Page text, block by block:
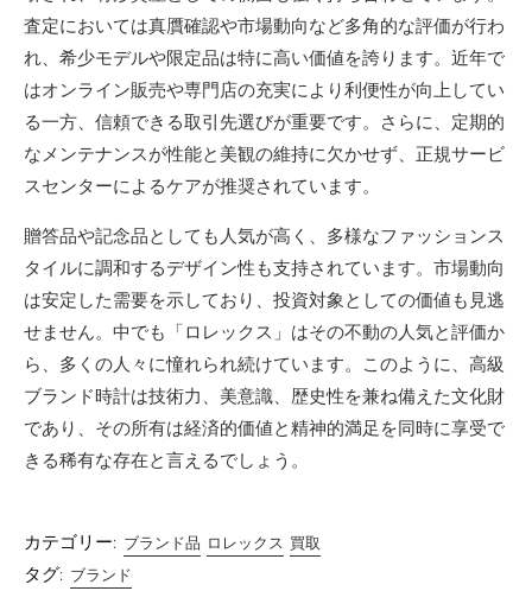
査定においては真贋確認や市場動向など多角的な評価が行わ
れ、希少モデルや限定品は特に高い価値を誇ります。近年で
はオンライン販売や専門店の充実により利便性が向上してい
る一方、信頼できる取引先選びが重要です。さらに、定期的
なメンテナンスが性能と美観の維持に欠かせず、正規サービ
スセンターによるケアが推奨されています。
贈答品や記念品としても人気が高く、多様なファッションス
タイルに調和するデザイン性も支持されています。市場動向
は安定した需要を示しており、投資対象としての価値も見逃
せません。中でも「ロレックス」はその不動の人気と評価か
ら、多くの人々に憧れられ続けています。このように、高級
ブランド時計は技術力、美意識、歴史性を兼ね備えた文化財
であり、その所有は経済的価値と精神的満足を同時に享受で
きる稀有な存在と言えるでしょう。
カテゴリー: ブランド品 ロレックス 買取
タグ: ブランド